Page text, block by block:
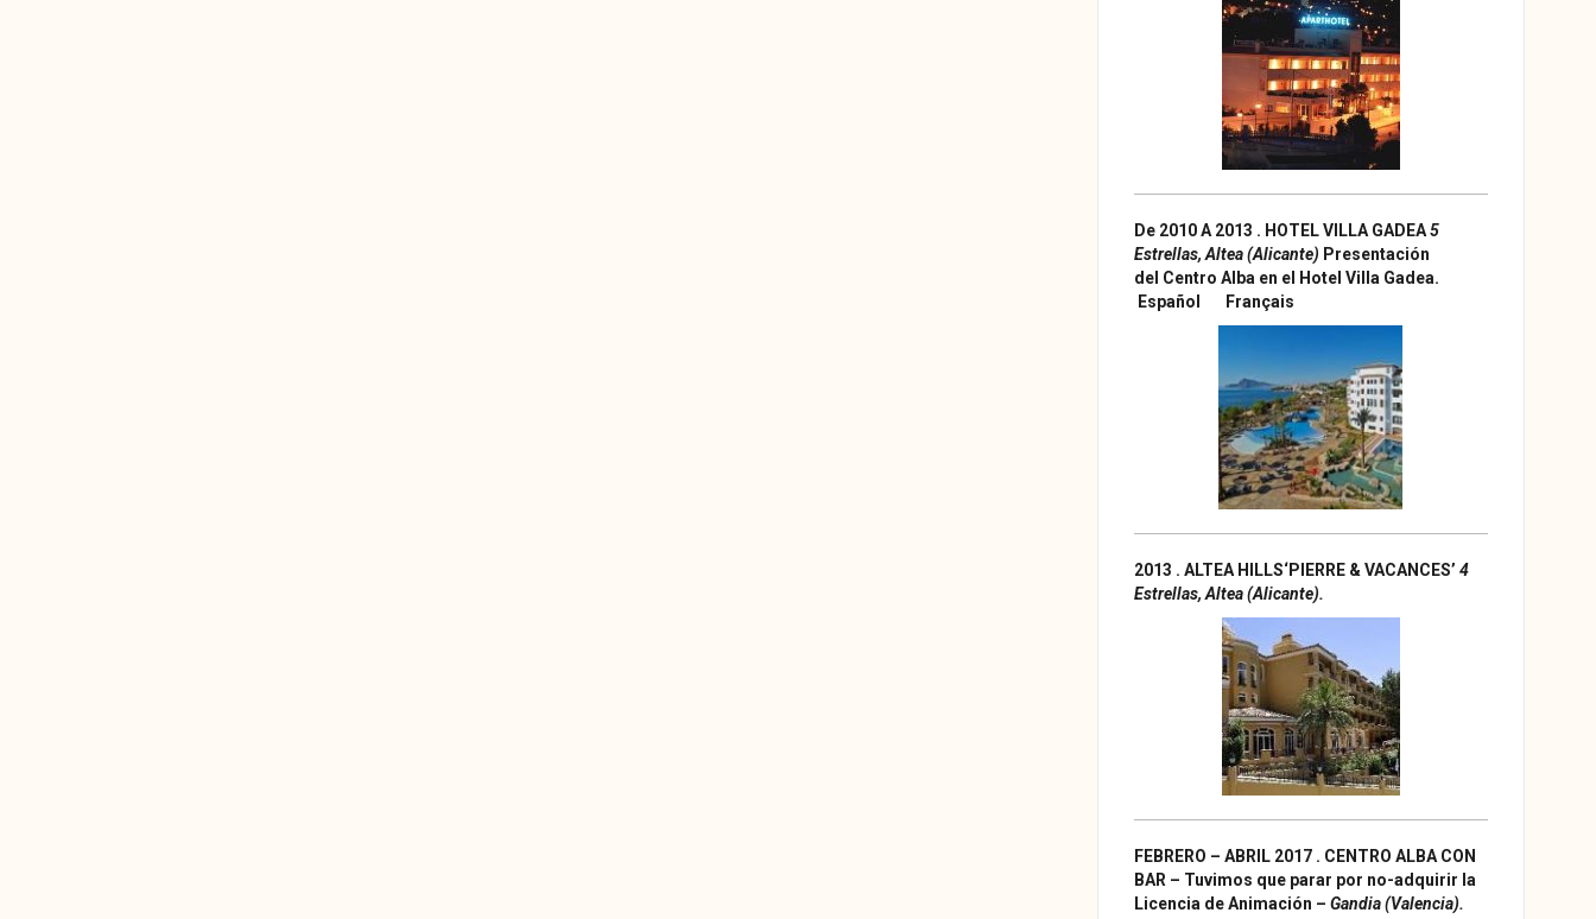
De 2010 A 2013 . HOTELVILLA GADEA5
Estrellas, Altea (Alicante) Presentación
del Centro Alba en el Hotel Villa Gadea.
Español
Français
2013 . ALTEA HILLS‘PIERRE & VACANCES’ 4
Estrellas, Altea (Alicante).
FEBRERO – ABRIL 2017 . CENTRO ALBA CON
BAR – Tuvimos que parar por no-adquirir la
Licencia de Animación – Gandia (Valencia).